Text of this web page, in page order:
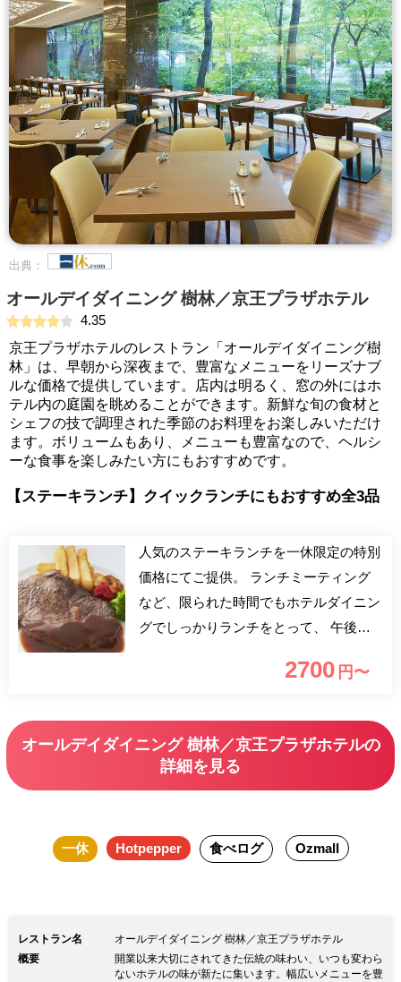
出典：
オールデイダイニング 樹林／京王プラザホテル
4.35
京王プラザホテルのレストラン「オールデイダイニング樹
林」は、早朝から深夜まで、豊富なメニューをリーズナブ
ルな価格で提供しています。店内は明るく、窓の外にはホ
テル内の庭園を眺めることができます。新鮮な旬の食材と
シェフの技で調理された季節のお料理をお楽しみいただけ
ます。ボリュームもあり、メニューも豊富なので、ヘルシ
ーな食事を楽しみたい方にもおすすめです。
【ステーキランチ】クイックランチにもおすすめ全3品
人気のステーキランチを一休限定の特別
価格にてご提供。 ランチミーティング
など、限られた時間でもホテルダイニン
グでしっかりランチをとって、 午後の
2700 円〜
オールデイダイニング 樹林／京王プラザホテルの
詳細を見る
一休 Hotpepper 食べログ Ozmall
レストラン名
オールデイダイニング 樹林／京王プラザホテル
概要
開業以来大切にされてきた伝統の味わい、いつも変わら
ないホテルの味が新たに集います。幅広いメニューを豊